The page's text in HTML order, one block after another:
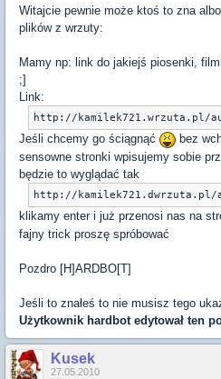
Witajcie pewnie może ktoś to zna
plików z wrzuty:
Mamy np: link do jakiejś piosenki,
;]
Link:
http://kamilek721.wrzuta.pl/
Jeśli chcemy go ściągnąć
bez
sensowne stronki wpisujemy sobie
będzie to wyglądać tak
http://kamilek721.dwrzuta.pl/
klikamy enter i już przenosi nas na
fajny trick proszę spróbować
Pozdro [H]ARDBO[T]
Jeśli to znałeś to nie musisz tego
Użytkownik hardbotedytował ten
Kusek
27.05.2010